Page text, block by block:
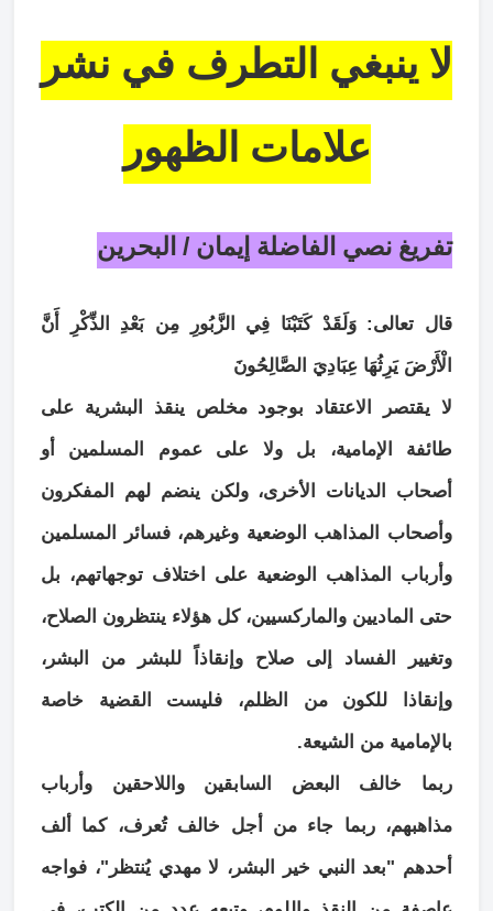
لا ينبغي التطرف في نشر
علامات الظهور
تفريغ نصي الفاضلة إيمان / البحرين
قال تعالى: وَلَقَدْ كَتَبْنَا فِي الزَّبُورِ مِن بَعْدِ الذِّكْرِ أَنَّ
الْأَرْضَ يَرِثُهَا عِبَادِيَ الصَّالِحُونَ
لا يقتصر الاعتقاد بوجود مخلص ينقذ البشرية على
طائفة الإمامية، بل ولا على عموم المسلمين أو
أصحاب الديانات الأخرى، ولكن ينضم لهم المفكرون
وأصحاب المذاهب الوضعية وغيرهم، فسائر المسلمين
وأرباب المذاهب الوضعية على اختلاف توجهاتهم، بل
حتى الماديين والماركسيين، كل هؤلاء ينتظرون الصلاح،
وتغيير الفساد إلى صلاح وإنقاذاً للبشر من البشر،
وإنقاذا للكون من الظلم، فليست القضية خاصة
بالإمامية من الشيعة.
ربما خالف البعض السابقين واللاحقين وأرباب
مذاهبهم، ربما جاء من أجل خالف تُعرف، كما ألف
أحدهم "بعد النبي خير البشر، لا مهدي يُنتظر"، فواجه